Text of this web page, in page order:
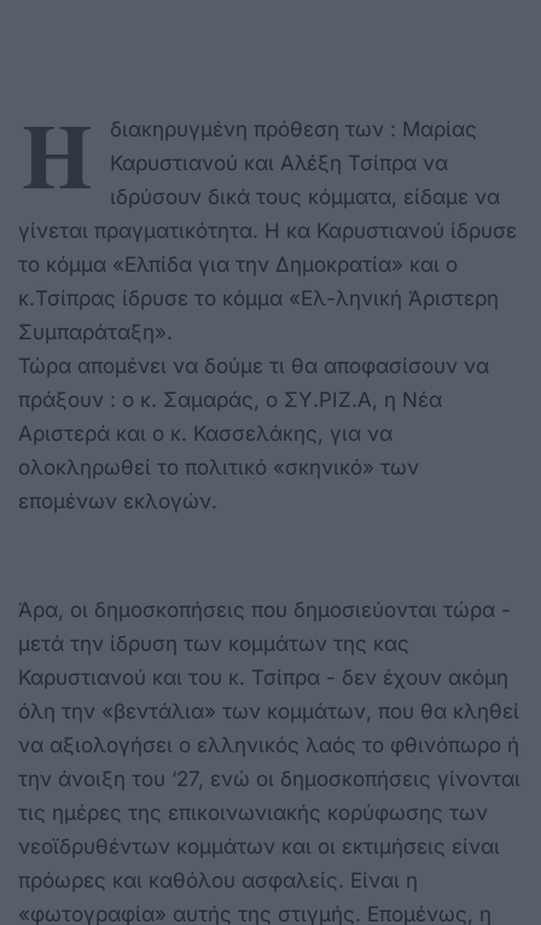
Η
διακηρυγμένη πρόθεση των : Μαρίας
Καρυστιανού και Αλέξη Τσίπρα να
ιδρύσουν δικά τους κόμματα, είδαμε να
γίνεται πραγματικότητα. Η κα Καρυστιανού ίδρυσε
το κόμμα «Ελπίδα για την Δημοκρατία» και ο
κ.Τσίπρας ίδρυσε το κόμμα «Ελ-ληνική Άριστερη
Συμπαράταξη».
Τώρα απομένει να δούμε τι θα αποφασίσουν να
πράξουν : ο κ. Σαμαράς, ο ΣΥ.ΡΙΖ.Α, η Νέα
Αριστερά και ο κ. Κασσελάκης, για να
ολοκληρωθεί το πολιτικό «σκηνικό» των
επομένων εκλογών.
Άρα, οι δημοσκοπήσεις που δημοσιεύονται τώρα -
μετά την ίδρυση των κομμάτων της κας
Καρυστιανού και του κ. Τσίπρα - δεν έχουν ακόμη
όλη την «βεντάλια» των κομμάτων, που θα κληθεί
να αξιολογήσει ο ελληνικός λαός το φθινόπωρο ή
την άνοιξη του ‘27, ενώ οι δημοσκοπήσεις γίνονται
τις ημέρες της επικοινωνιακής κορύφωσης των
νεοϊδρυθέντων κομμάτων και οι εκτιμήσεις είναι
πρόωρες και καθόλου ασφαλείς. Είναι η
«φωτογραφία» αυτής της στιγμής. Επομένως, η